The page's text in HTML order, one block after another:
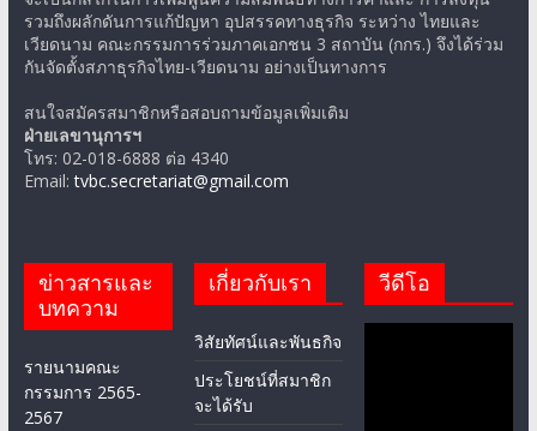
รวมถึงผลักดันการแก้ปัญหา อุปสรรคทางธุรกิจ ระหว่าง ไทยและ
เวียดนาม คณะกรรมการร่วมภาคเอกชน 3 สถาบัน (กกร.) จึงได้ร่วม
กันจัดตั้งสภาธุรกิจไทย-เวียดนาม อย่างเป็นทางการ
สนใจสมัครสมาชิกหรือสอบถามข้อมูลเพิ่มเติม
ฝ่ายเลขานุการฯ
โทร: 02-018-6888 ต่อ 4340
Email:tvbc.secretariat@gmail.com
ข่าวสารและ
บทความ
รายนามคณะ
กรรมการ 2565-
2567
เกี่ยวกับเรา
วิสัยทัศน์และพันธกิจ
ประโยชน์ที่สมาชิก
จะได้รับ
วีดีโอ